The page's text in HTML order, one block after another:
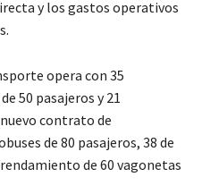
y los gastos operativos
opera con 35
50 pasajeros y 21
contrato de
de 80 pasajeros, 38 de
de 60 vagonetas